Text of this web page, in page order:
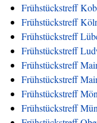
Frühstückstreff
Frühstückstreff
Frühstückstreff
Frühstückstreff
Frühstückstreff
Frühstückstreff
Frühstückstreff
Frühstückstreff